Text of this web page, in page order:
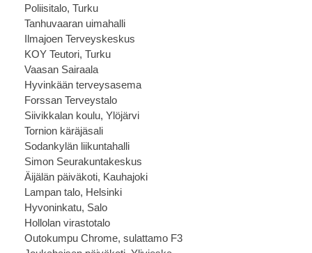
Poliisitalo, Turku
Tanhuvaaran uimahalli
Ilmajoen Terveyskeskus
KOY Teutori, Turku
Vaasan Sairaala
Hyvinkään terveysasema
Forssan Terveystalo
Siivikkalan koulu, Ylöjärvi
Tornion käräjäsali
Sodankylän liikuntahalli
Simon Seurakuntakeskus
Äijälän päiväkoti, Kauhajoki
Lampan talo, Helsinki
Hyvoninkatu, Salo
Hollolan virastotalo
Outokumpu Chrome, sulattamo F3